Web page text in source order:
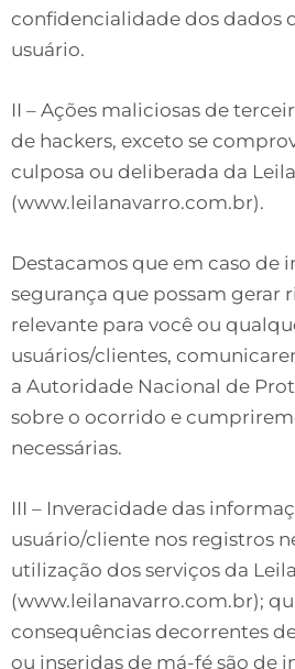
confidencialidade dos dados
usuário.
II – Ações maliciosas de
de hackers, exceto se
culposa ou deliberada da
(www.leilanavarro.com.br).
Destacamos que em caso de
segurança que possam gerar
relevante para você ou
usuários/clientes,
a Autoridade Nacional de
sobre o ocorrido e
necessárias.
III – Inveracidade das
usuário/cliente nos registros
utilização dos serviços da
(www.leilanavarro.com.br);
consequências decorrentes
ou inseridas de má-fé são de